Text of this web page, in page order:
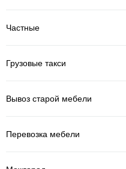
Частные
Грузовые такси
Вывоз старой мебели
Перевозка мебели